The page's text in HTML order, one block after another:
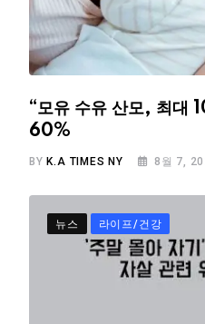
“모유 수유 산모, 최대
60%
BY K.A TIMES NY 8월 7,
뉴스 라이프/건강